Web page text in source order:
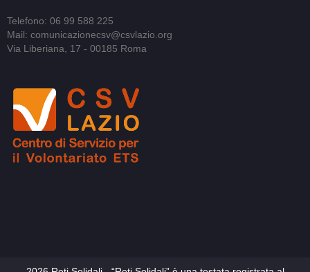
Telefono: 06 99 588 225
Mail: comunicazionecsv@csvlazio.org
Via Liberiana, 17 - 00185 Roma